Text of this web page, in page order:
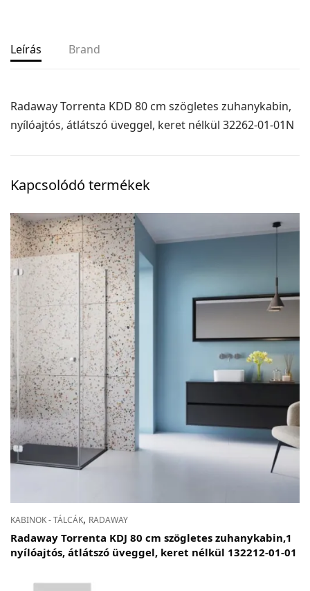
Leírás Brand
Radaway Torrenta KDD 80 cm szögletes zuhanykabin,
nyílóajtós, átlátszó üveggel, keret nélkül 32262-01-01N
Kapcsolódó termékek
KABINOK - TÁLCÁK, RADAWAY
Radaway Torrenta KDJ 80 cm szögletes zuhanykabin,1
nyílóajtós, átlátszó üveggel, keret nélkül 132212-01-01